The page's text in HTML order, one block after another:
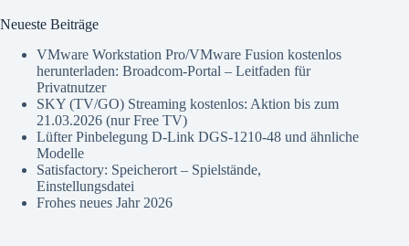
Neueste Beiträge
VMware Workstation Pro/VMware Fusion kostenlos
herunterladen: Broadcom-Portal – Leitfaden für
Privatnutzer
SKY (TV/GO) Streaming kostenlos: Aktion bis zum
21.03.2026 (nur Free TV)
Lüfter Pinbelegung D-Link DGS-1210-48 und ähnliche
Modelle
Satisfactory: Speicherort – Spielstände,
Einstellungsdatei
Frohes neues Jahr 2026